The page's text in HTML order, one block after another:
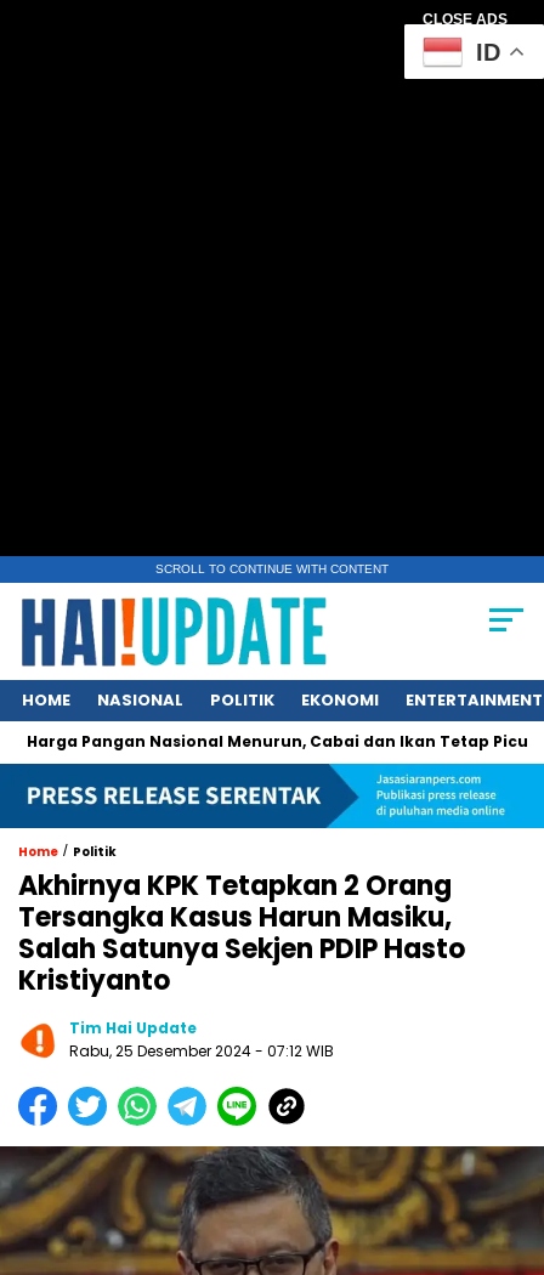
CLOSE ADS
SCROLL TO CONTINUE WITH CONTENT
HOME NASIONAL POLITIK EKONOMI ENTERTAINMENT
Nasional Menurun, Cabai dan Ikan Tetap Picu
Home / Politik
Akhirnya KPK Tetapkan 2 Orang
Tersangka Kasus Harun Masiku,
Salah Satunya Sekjen PDIP Hasto
Kristiyanto
Tim Hai Update
Rabu, 25 Desember 2024 - 07:12 WIB
ID